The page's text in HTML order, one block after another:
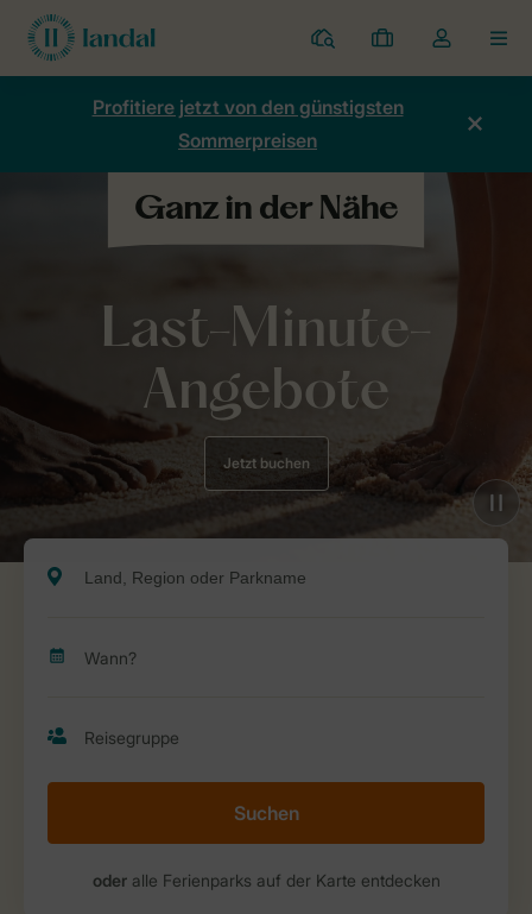
Ferienparks
Meine
Buchungen
Dropdown-
Menü
Kontos
Profitiere jetzt von den günstigsten
Sommerpreisen
Last-Minute-
Angebote
Jetzt buchen
Suchen
oderalle Ferienparks auf der Karte entdecken